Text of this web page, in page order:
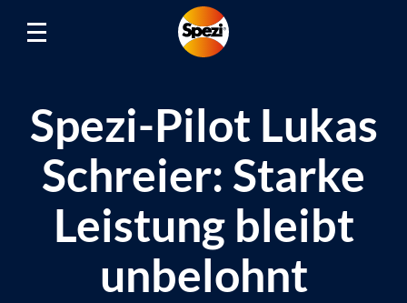
Spezi-Pilot Lukas
Schreier: Starke
Leistung bleibt
unbelohnt